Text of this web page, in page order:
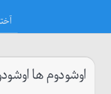
اوشودوم ها